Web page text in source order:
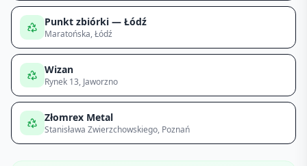
Punkt zbiórki — Łódź
Maratońska, Łódź
Wizan
Rynek 13, Jaworzno
Złomrex Metal
Stanisława Zwierzchowskiego, Poznań